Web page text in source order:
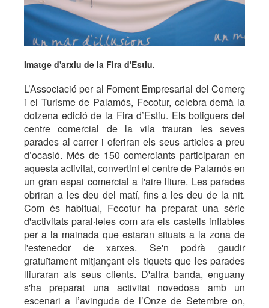
Imatge d'arxiu de la Fira d'Estiu.
L’Associació per al Foment Empresarial del Comerç
i el Turisme de Palamós, Fecotur, celebra demà la
dotzena edició de la Fira d’Estiu. Els botiguers del
centre comercial de la vila trauran les seves
parades al carrer i oferiran els seus articles a preu
d’ocasió. Més de 150 comerciants participaran en
aquesta activitat, convertint el centre de Palamós en
un gran espai comercial a l'aire lliure. Les parades
obriran a les deu del matí, fins a les deu de la nit.
Com és habitual, Fecotur ha preparat una sèrie
d'activitats paral·leles com ara els castells inflables
per a la mainada que estaran situats a la zona de
l'estenedor de xarxes. Se'n podrà gaudir
gratuïtament mitjançant els tiquets que les parades
lliuraran als seus clients. D'altra banda, enguany
s'ha preparat una activitat novedosa amb un
escenari a l’avinguda de l’Onze de Setembre on,